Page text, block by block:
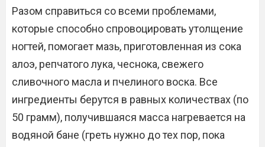
Разом справиться со всеми проблемами,
которые способно спровоцировать утолщение
ногтей, помогает мазь, приготовленная из сока
алоэ, репчатого лука, чеснока, свежего
сливочного масла и пчелиного воска. Все
ингредиенты берутся в равных количествах (по
50 грамм), получившаяся масса нагревается на
водяной бане (греть нужно до тех пор, пока